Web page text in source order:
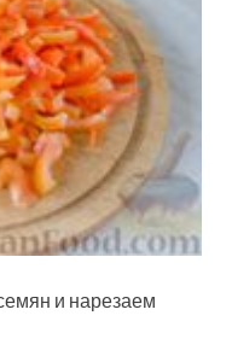
и нарезаем